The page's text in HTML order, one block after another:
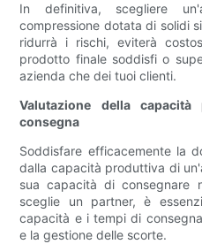
In definitiva, scegliere
compressione dotata di solidi
ridurrà i rischi, eviterà
prodotto finale soddisfi o
azienda che dei tuoi clienti.
Valutazione della
consegna
Soddisfare efficacemente la
dalla capacità produttiva di
sua capacità di consegnare
sceglie un partner, è
capacità e i tempi di
e la gestione delle scorte.